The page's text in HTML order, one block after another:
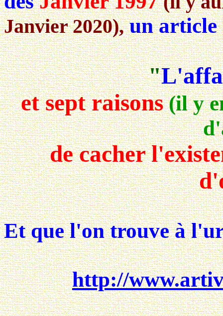
Janvier 2020),un article
"
et sept raisons(il y
de cacher
Et que l'on trouve à
http://